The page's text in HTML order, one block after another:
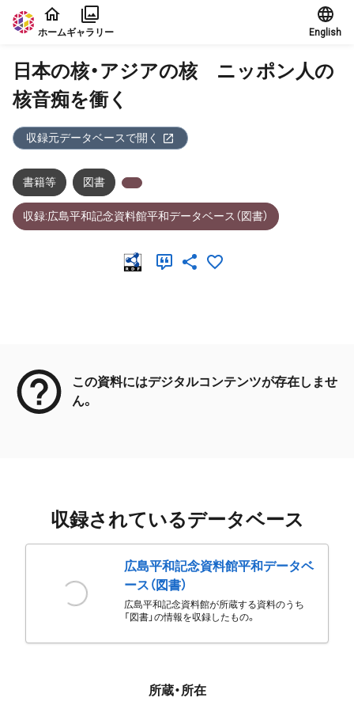
本文に飛ぶ
ホームギャラリー English
日本の核・アジアの核 ニッポン人の
核音痴を衝く
収録元データベースで開く
書籍等 図書
収録:広島平和記念資料館平和データベース（図書）
この資料にはデジタルコンテンツが存在しませ
ん。
収録されているデータベース
広島平和記念資料館平和データベ
ース（図書）
広島平和記念資料館が所蔵する資料のうち
「図書」の情報を収録したもの。
所蔵・所在